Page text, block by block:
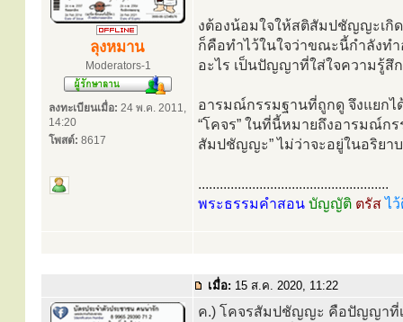
ลุงหมาน
Moderators-1
ลงทะเบียนเมื่อ: 24 พ.ค. 2011,
14:20
โพสต์: 8617
งต้องน้อมใจให้สติสัมปชัญญะเกิ
ก็คือทำไว้ในใจว่าขณะนี้กำลังทำ
อะไร เป็นปัญญาที่ใส่ใจความรู้สึ
อารมณ์กรรมฐานที่ถูกดู จึงแยก
“โคจร” ในที่นี้หมายถึงอารมณ์ก
สัมปชัญญะ” ไม่ว่าจะอยู่ในอริย
.....................................................
พระธรรมคำสอน บัญญัติ ตรัสไ
เมื่อ: 15 ส.ค. 2020, 11:22
ค.) โคจรสัมปชัญญะ คือปัญญาที่